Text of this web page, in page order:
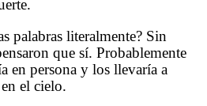
palabras literalmente? Sin
que sí. Probablemente
en persona y los llevaría a
el cielo.